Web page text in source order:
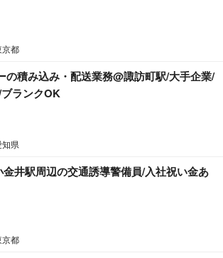
京都
の積み込み・配送業務@諏訪町駅/大手企業/
ランクOK
県
金井駅周辺の交通誘導警備員/入社祝い金あ
京都